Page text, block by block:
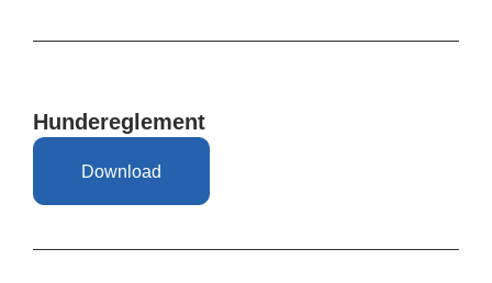
Hundereglement
Download